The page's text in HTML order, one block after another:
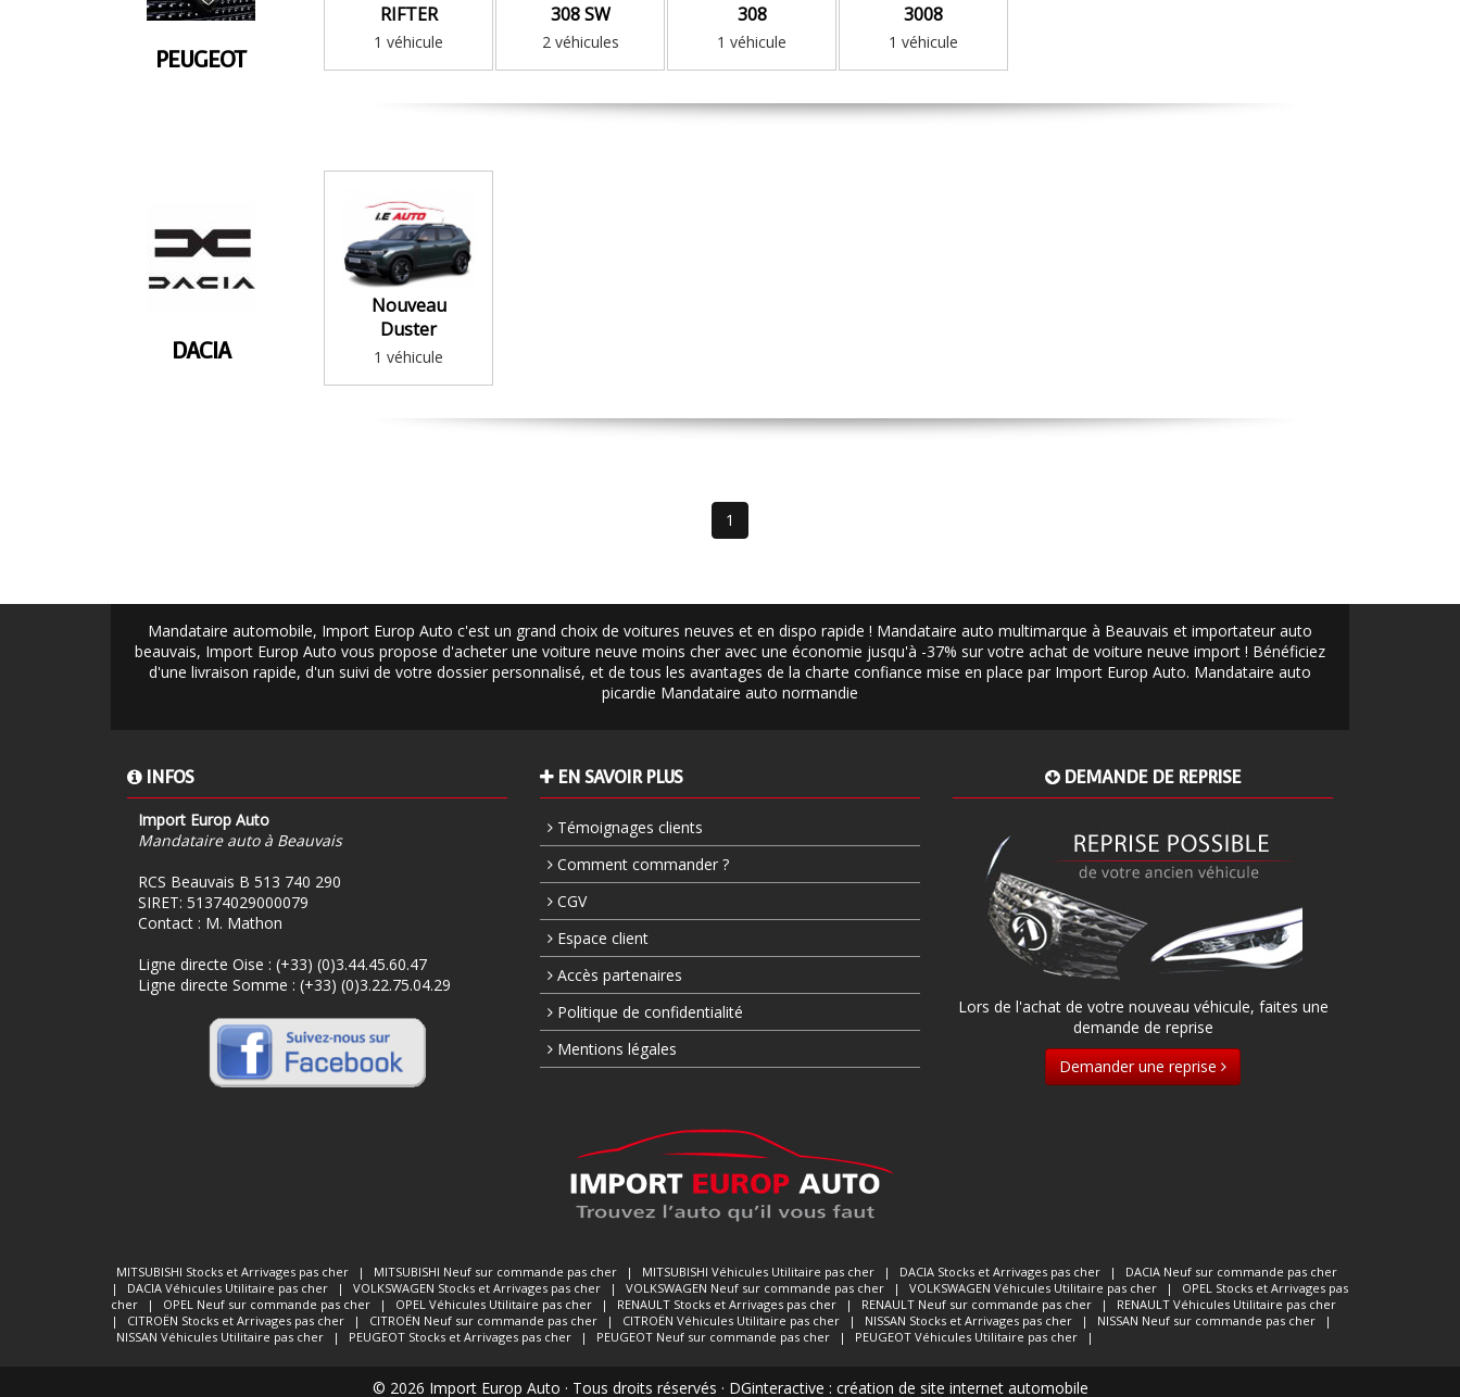
PEUGEOT
RIFTER
1 véhicule
308 SW
2 véhicules
308
1 véhicule
3008
1 véhicule
DACIA
Nouveau
Duster
1 véhicule
1
Mandataire automobile, Import Europ Auto c'est un grand choix de voitures neuves et en dispo rapide ! Mandataire auto multimarque à Beauvais et importateur auto
beauvais, Import Europ Auto vous propose d'acheter une voiture neuve moins cher avec une économie jusqu'à -37% sur votre achat de voiture neuve import ! Bénéficiez
d'une livraison rapide, d'un suivi de votre dossier personnalisé, et de tous les avantages de la charte confiance mise en place par Import Europ Auto. Mandataire auto
picardie Mandataire auto normandie
INFOS
Import Europ Auto
Mandataire auto à Beauvais
RCS Beauvais B 513 740 290
SIRET: 51374029000079
Contact : M. Mathon
Ligne directe Oise : (+33) (0)3.44.45.60.47
Ligne directe Somme : (+33) (0)3.22.75.04.29
EN SAVOIR PLUS
Témoignages clients
Comment commander ?
CGV
Espace client
Accès partenaires
Politique de confidentialité
Mentions légales
DEMANDE DE REPRISE
Lors de l'achat de votre nouveau véhicule, faites une
demande de reprise
Demander une reprise
MITSUBISHI Stocks et Arrivages pas cher | MITSUBISHI Neuf sur commande pas cher | MITSUBISHI Véhicules Utilitaire pas cher | DACIA Stocks et Arrivages pas cher | DACIA Neuf sur commande pas cher
|
DACIA Véhicules Utilitaire pas cher | VOLKSWAGEN Stocks et Arrivages pas cher | VOLKSWAGEN Neuf sur commande pas cher | VOLKSWAGEN Véhicules Utilitaire pas cher | OPEL Stocks et Arrivages pas
cher
| OPEL Neuf sur commande pas cher | OPEL Véhicules Utilitaire pas cher | RENAULT Stocks et Arrivages pas cher | RENAULT Neuf sur commande pas cher | RENAULT Véhicules Utilitaire pas cher
|
CITROËN Stocks et Arrivages pas cher | CITROËN Neuf sur commande pas cher | CITROËN Véhicules Utilitaire pas cher | NISSAN Stocks et Arrivages pas cher | NISSAN Neuf sur commande pas cher
|
NISSAN Véhicules Utilitaire pas cher | PEUGEOT Stocks et Arrivages pas cher | PEUGEOT Neuf sur commande pas cher | PEUGEOT Véhicules Utilitaire pas cher |
© 2026 Import Europ Auto · Tous droits réservés · DGinteractive : création de site internet automobile